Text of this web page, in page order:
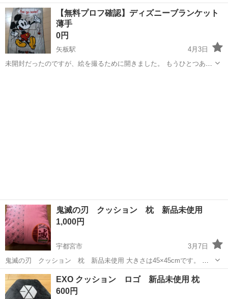
40代の男女活躍中！空調完備で快適作業★食堂利用可◎マイカー通勤
OK◎無料駐車場完備！《茨城県常陸大宮市》 人気の工場のお仕事 ◇
電子部品製造倉庫内の事務...
茨城 常陸大宮市 静駅 その他
【無料プロフ確認】ディズニーブランケット
薄手
0円
矢板駅
4月3日
未開封だったのですが、絵を撮るために開きました。 もうひとつあり
鬼滅の刃 クッション 枕 新品未使用
1,000円
宇都宮市
3月7日
鬼滅の刃 クッション 枕 新品未使用 大きさは45×45cmです。 ま
とめ買いでお値引きします。 他サイトにも出品しておりますのでご購
入の際はコメントください。 ぜひご検討ください！
栃木 宇都宮市 ファブリック、カバー 鬼滅の刃
EXO クッション ロゴ 新品未使用 枕
600円